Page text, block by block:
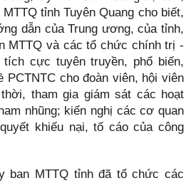
tỉnh Tuyên Quang cho biết,
dẫn của Trung ương, của tỉnh,
MTTQ và các tổ chức chính trị -
cực tuyên truyền, phổ biến,
PCTNTC cho đoàn viên, hội viên
tham gia giám sát các hoạt
nhũng; kiến nghị các cơ quan
khiếu nại, tố cáo của công
ban MTTQ tỉnh đã tổ chức các